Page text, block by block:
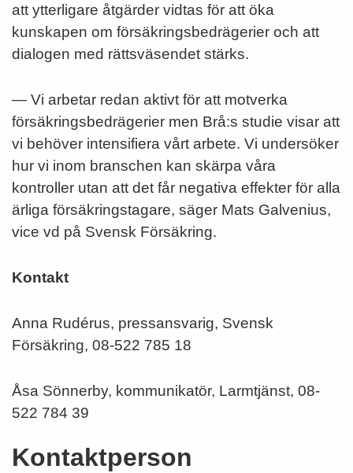
att ytterligare åtgärder vidtas för att öka
kunskapen om försäkringsbedrägerier och att
dialogen med rättsväsendet stärks.
— Vi arbetar redan aktivt för att motverka
försäkringsbedrägerier men Brå:s studie visar att
vi behöver intensifiera vårt arbete. Vi undersöker
hur vi inom branschen kan skärpa våra
kontroller utan att det får negativa effekter för alla
ärliga försäkringstagare, säger Mats Galvenius,
vice vd på Svensk Försäkring.
Kontakt
Anna Rudérus, pressansvarig, Svensk
Försäkring, 08-522 785 18
Åsa Sönnerby, kommunikatör, Larmtjänst, 08-
522 784 39
Kontaktperson